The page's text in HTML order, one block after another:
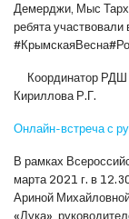
Демерджи, Мыс
ребята
Координатор
Кириллова Р.Г.
Онлайн-встреча с
В рамках
марта 2021 г. в
Ариной